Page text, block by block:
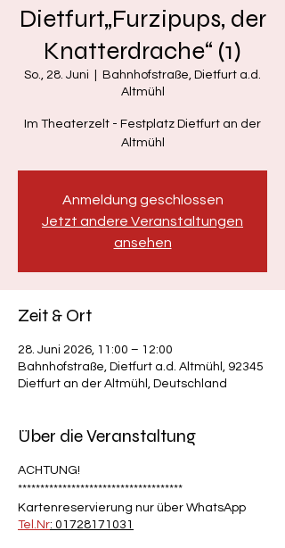
Dietfurt„Furzipups, der
Knatterdrache“ (1)
So., 28. Juni
Bahnhofstraße, Dietfurt a.d.
Altmühl
Im Theaterzelt - Festplatz Dietfurt an der
Altmühl
Anmeldung geschlossen
Jetzt andere Veranstaltungen
ansehen
Zeit & Ort
28. Juni 2026, 11:00 – 12:00
Bahnhofstraße, Dietfurt a.d. Altmühl, 92345
Dietfurt an der Altmühl, Deutschland
Über die Veranstaltung
ACHTUNG!
*************************************
Kartenreservierung nur über WhatsApp
Tel.Nr: 01728171031